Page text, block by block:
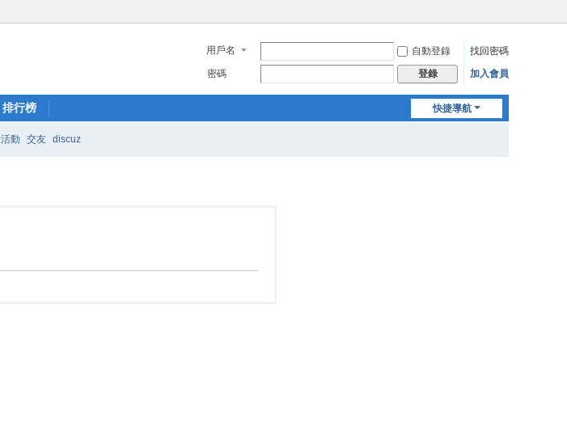
用戶名 自動登錄
找回密碼
密碼
登錄 加入會員
快捷導航
排行榜
活動 交友 discuz